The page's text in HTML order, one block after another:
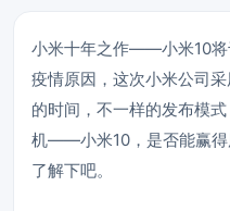
小米十年之作——小米10将
疫情原因，这次小米公司
的时间，不一样的发布模
机——小米10，是否能赢得
了解下吧。